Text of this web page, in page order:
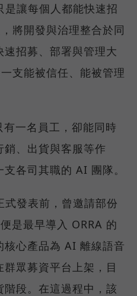
是讓每個人都能快速招
將開發與治理整合於同
招募、部署與管理大
支能被信任、能被管理
一名員工，卻能同時
銷、出貨與客服等作
各司其職的 AI 團隊。
式發表前，曾邀請部份
是最早導入 ORRA 的
核心產品為 AI 離線語音
眾募資平台上架，目
段。在這過程中，該